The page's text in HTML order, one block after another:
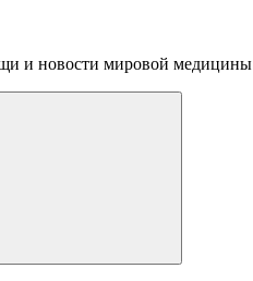
и новости мировой медицины